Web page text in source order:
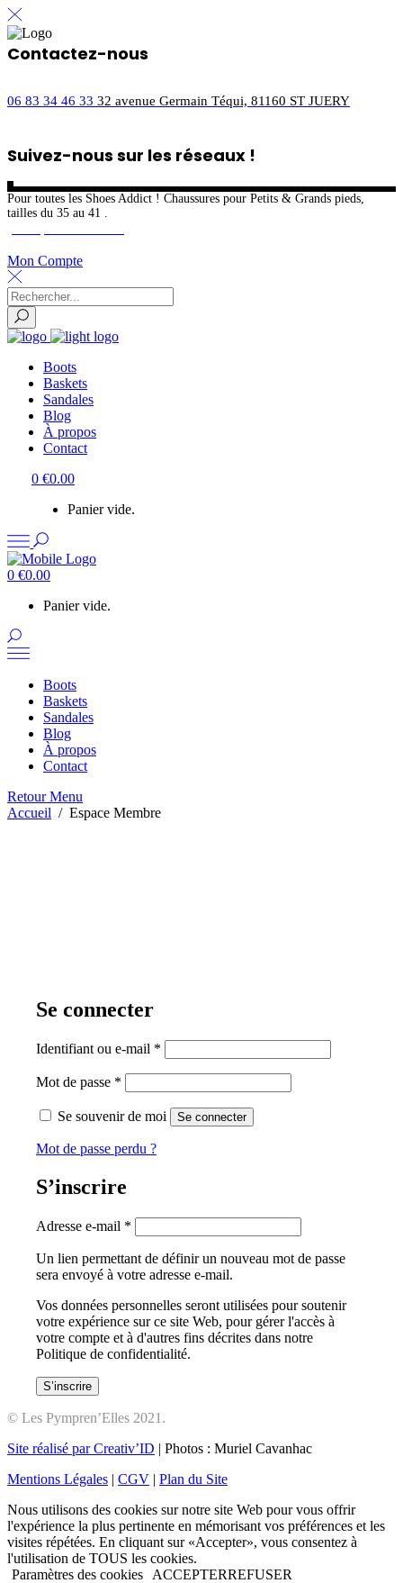
Contactez-nous
06 83 34 46 33 32 avenue Germain Téqui, 81160 ST JUERY
Suivez-nous sur les réseaux !
Pour toutes les Shoes Addict ! Chaussures pour Petits & Grands pieds,
tailles du 35 au 41 .
Mon Compte
Boots
Baskets
Sandales
Blog
À propos
Contact
0 €0.00
Panier vide.
0 €0.00
Panier vide.
Boots
Baskets
Sandales
Blog
À propos
Contact
Retour Menu
Accueil / Espace Membre
Se connecter
Identifiant ou e-mail *
Mot de passe *
Se souvenir de moi Se connecter
Mot de passe perdu ?
S’inscrire
Adresse e-mail *
Un lien permettant de définir un nouveau mot de passe
sera envoyé à votre adresse e-mail.
Vos données personnelles seront utilisées pour soutenir
votre expérience sur ce site Web, pour gérer l'accès à
votre compte et à d'autres fins décrites dans notre
Politique de confidentialité.
S’inscrire
© Les Pympren’Elles 2021.
Site réalisé par Creativ’ID | Photos : Muriel Cavanhac
Mentions Légales | CGV | Plan du Site
Nous utilisons des cookies sur notre site Web pour vous offrir
l'expérience la plus pertinente en mémorisant vos préférences et les
visites répétées. En cliquant sur «Accepter», vous consentez à
l'utilisation de TOUS les cookies.
Paramètres des cookies
ACCEPTERREFUSER
NOUVEAU ! Profitez du paiement en
3X sans frais.